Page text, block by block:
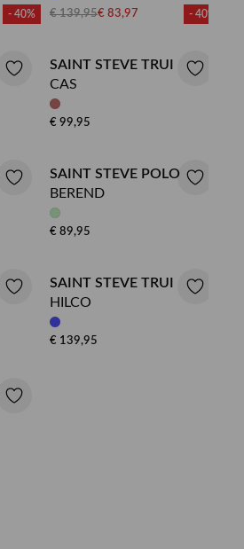
- 40% € 139,95€ 83,97 - 40%
SAINT STEVE TRUI
CAS
€ 99,95
SAINT STEVE POLO
BEREND
€ 89,95
SAINT STEVE TRUI
HILCO
€ 139,95